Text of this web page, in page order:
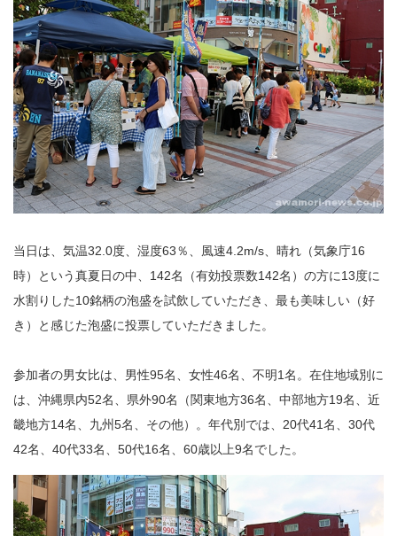
当日は、気温32.0度、湿度63％、風速4.2m/s、晴れ（気象庁16
時）という真夏日の中、142名（有効投票数142名）の方に13度に
水割りした10銘柄の泡盛を試飲していただき、最も美味しい（好
き）と感じた泡盛に投票していただきました。
参加者の男女比は、男性95名、女性46名、不明1名。在住地域別に
は、沖縄県内52名、県外90名（関東地方36名、中部地方19名、近
畿地方14名、九州5名、その他）。年代別では、20代41名、30代
42名、40代33名、50代16名、60歳以上9名でした。